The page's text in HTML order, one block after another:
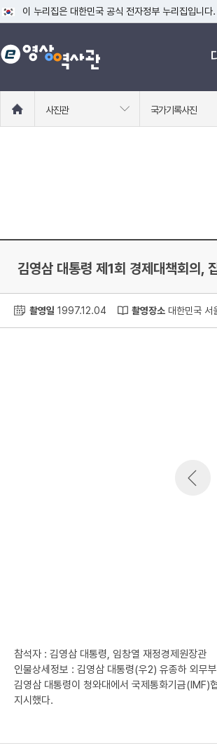
이 누리집은 대한민국 공식 전자정부 누리집입니다.
공식 누리집 주소 확인하기
go.kr 주소를 사용하는 누리집은 대한민국 정부기
로
사진관 국가기록사진
김영삼 대통령 제1회 경제대책회의,
촬영일 1997.12.04 촬영장소 대한민국 서
참석자 : 김영삼 대통령, 임창열 재정경제원장관
인물상세정보 : 김영삼 대통령(우2) 유종하 외무
김영삼 대통령이 청와대에서 국제통화기금(IMF)
지시했다.